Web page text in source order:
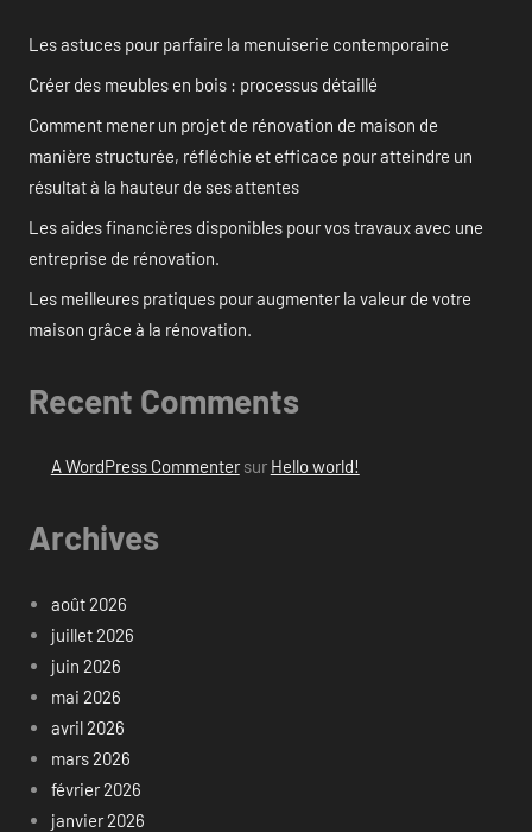
Les astuces pour parfaire la menuiserie contemporaine
Créer des meubles en bois : processus détaillé
Comment mener un projet de rénovation de maison de
manière structurée, réfléchie et efficace pour atteindre un
résultat à la hauteur de ses attentes
Les aides financières disponibles pour vos travaux avec une
entreprise de rénovation.
Les meilleures pratiques pour augmenter la valeur de votre
maison grâce à la rénovation.
Recent Comments
A WordPress Commentersur Hello world!
Archives
août 2026
juillet 2026
juin 2026
mai 2026
avril 2026
mars 2026
février 2026
janvier 2026